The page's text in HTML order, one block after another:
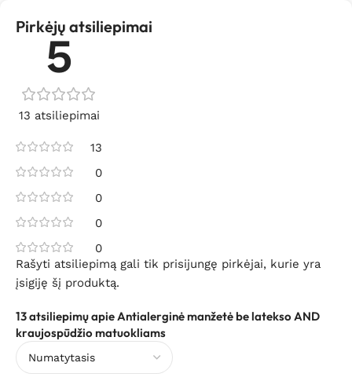
Pirkėjų atsiliepimai
5
13 atsiliepimai
13
0
0
0
0
13 atsiliepimų apieAntialerginė manžetė be latekso AND
kraujospūdžio matuokliams
Rašyti atsiliepimą gali tik prisijungę pirkėjai, kurie yra
įsigiję šį produktą.